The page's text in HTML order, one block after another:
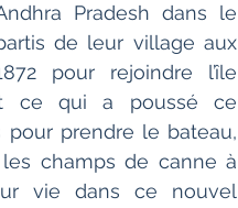
Pradesh dans le
de leur village aux
pour rejoindre l’île
ce qui a poussé ce
prendre le bateau,
champs de canne à
vie dans ce nouvel